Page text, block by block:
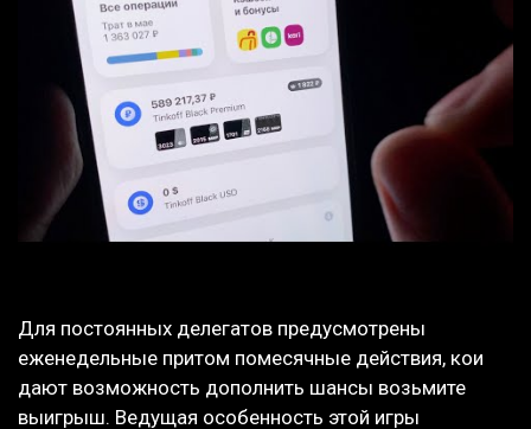
Для постоянных делегатов предусмотрены
еженедельные притом помесячные действия, кои
дают возможность дополнить шансы возьмите
выигрыш. Ведущая особенность этой игры